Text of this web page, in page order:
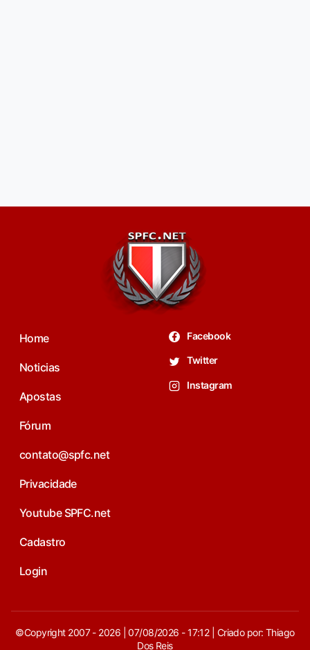
Home
Noticias
Apostas
Fórum
contato@spfc.net
Privacidade
Youtube SPFC.net
Cadastro
Login
Facebook
Twitter
Instagram
©Copyright 2007 - 2026 | 07/08/2026 - 17:12 | Criado por: Thiago
Dos Reis